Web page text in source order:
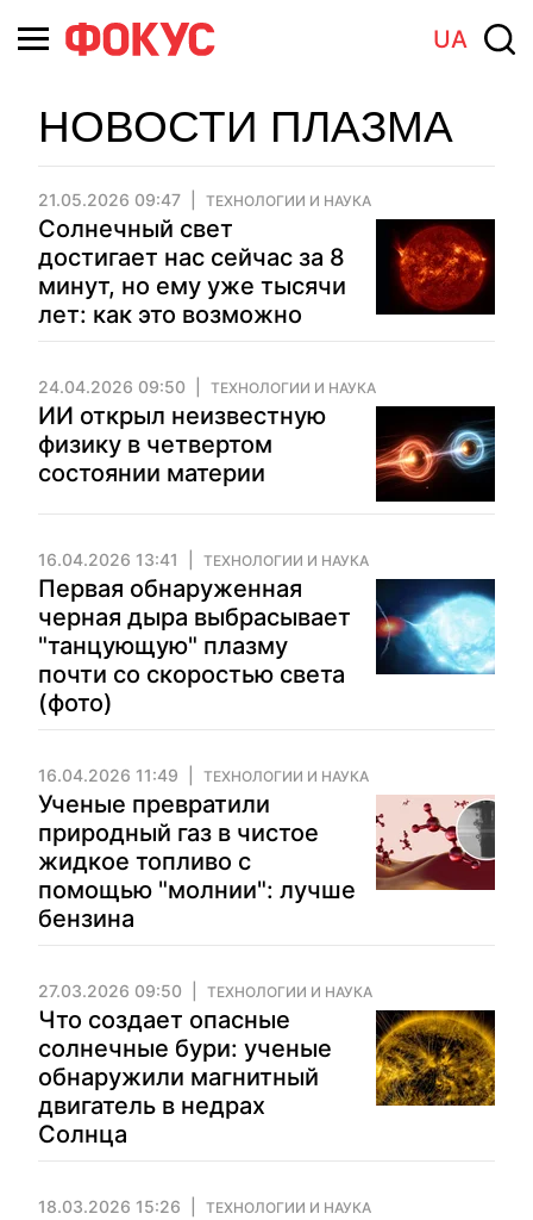
UA
НОВОСТИ ПЛАЗМА
21.05.2026 09:47 ТЕХНОЛОГИИ И НАУКА
Солнечный свет
достигает нас сейчас за 8
минут, но ему уже тысячи
лет: как это возможно
24.04.2026 09:50 ТЕХНОЛОГИИ И НАУКА
ИИ открыл неизвестную
физику в четвертом
состоянии материи
16.04.2026 13:41 ТЕХНОЛОГИИ И НАУКА
Первая обнаруженная
черная дыра выбрасывает
"танцующую" плазму
почти со скоростью света
(фото)
16.04.2026 11:49 ТЕХНОЛОГИИ И НАУКА
Ученые превратили
природный газ в чистое
жидкое топливо с
помощью "молнии": лучше
бензина
27.03.2026 09:50 ТЕХНОЛОГИИ И НАУКА
Что создает опасные
солнечные бури: ученые
обнаружили магнитный
двигатель в недрах
Солнца
18.03.2026 15:26 ТЕХНОЛОГИИ И НАУКА